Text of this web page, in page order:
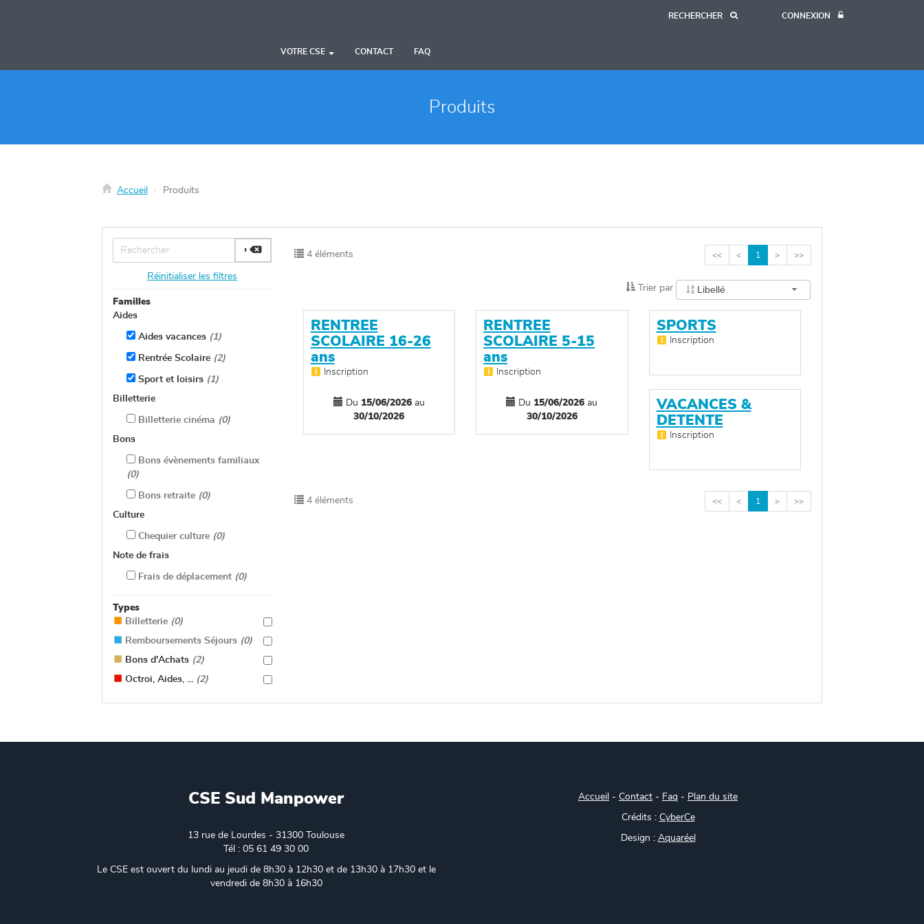
RECHERCHER CONNEXION
VOTRE CSE CONTACT FAQ
Produits
Accueil Produits
Réinitialiser les filtres
Familles
Aides
Aides vacances (1)
Rentrée Scolaire (2)
Sport et loisirs (1)
Billetterie
Billetterie cinéma (0)
Bons
Bons évènements familiaux
(0)
Bons retraite (0)
Culture
Chequier culture (0)
Note de frais
Frais de déplacement (0)
Types
Billetterie (0)
Remboursements Séjours (0)
Bons d'Achats (2)
Octroi, Aides, ... (2)
4 éléments << < 1 > >>
Trier
Trier par Libellé
RENTREE
SCOLAIRE 16-26
ans
Inscription
Du 15/06/2026au
30/10/2026
RENTREE
SCOLAIRE 5-15
ans
Inscription
Du 15/06/2026 au
30/10/2026
SPORTS
Inscription
VACANCES &
DETENTE
Inscription
4 éléments << < 1 > >>
CSE Sud Manpower
13 rue de Lourdes - 31300 Toulouse
Tél : 05 61 49 30 00
Le CSE est ouvert du lundi au jeudi de 8h30 à 12h30 et de 13h30 à 17h30 et le
vendredi de 8h30 à 16h30
Accueil - Contact - Faq - Plan du site
Crédits : CyberCe
Design : Aquaréel